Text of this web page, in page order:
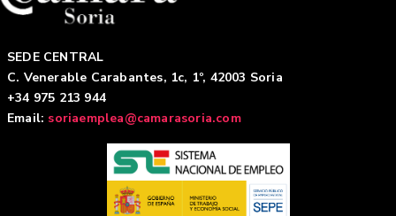
SEDE CENTRAL
C. Venerable Carabantes, 1c, 1º, 42003 Soria
+34 975 213 944
Email: soriaemplea@camarasoria.com